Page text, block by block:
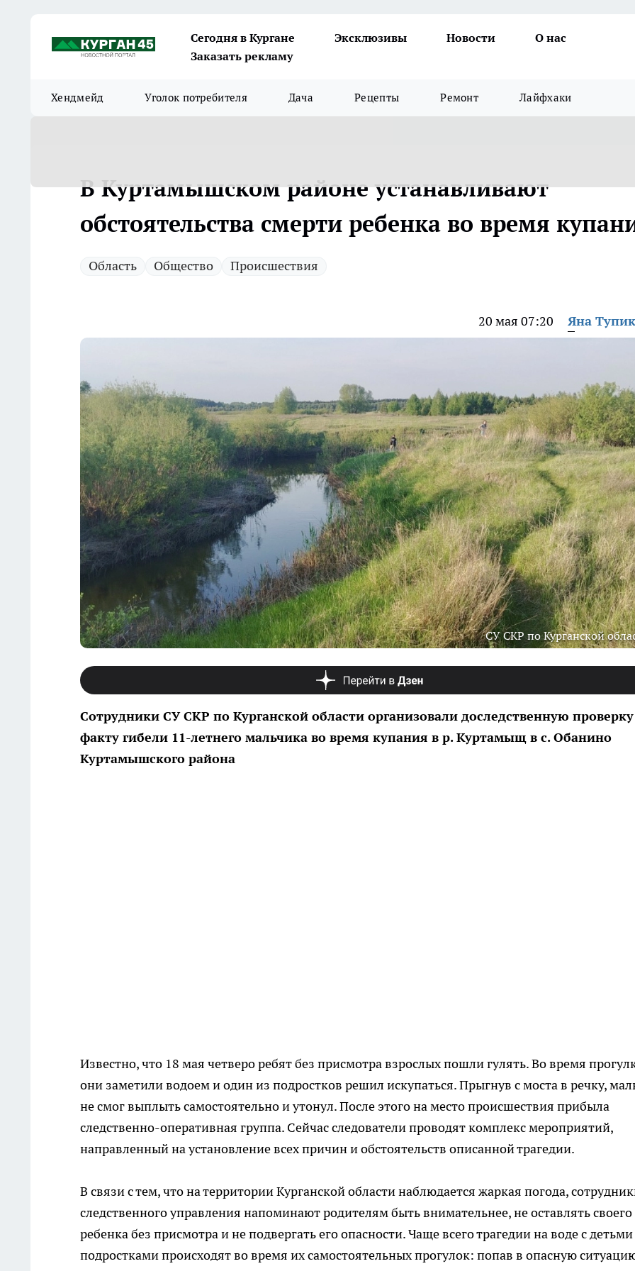
Сегодня в Кургане Эксклюзивы Новости
О нас
Заказать рекламу
Хендмейд Уголок потребителя Дача Рецепты Ремонт Лайфхаки
В Куртамышском районе устанавливают
обстоятельства смерти ребенка во время
Область Общество Происшествия
20 мая 07:20 Яна
СУ СКР по Курганской
Сотрудники СУ СКР по Курганской области организовали доследственную
факту гибели 11-летнего мальчика во время купания в р. Куртамыщ в с. Обанино
Куртамышского района
Известно, что 18 мая четверо ребят без присмотра взрослых пошли гулять. Во время
они заметили водоем и один из подростков решил искупаться. Прыгнув с моста в речку,
не смог выплыть самостоятельно и утонул. После этого на место происшествия прибыла
следственно-оперативная группа. Сейчас следователи проводят комплекс мероприятий,
направленный на установление всех причин и обстоятельств описанной трагедии.
В связи с тем, что на территории Курганской области наблюдается жаркая погода,
следственного управления напоминают родителям быть внимательнее, не оставлять своего
ребенка без присмотра и не подвергать его опасности. Чаще всего трагедии на воде с
подростками происходят во время их самостоятельных прогулок: попав в опасную